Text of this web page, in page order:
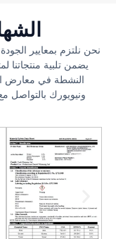
يضمن تلبية منتجاتنا
النشطة في معارض
ونيويورك بالتواصل مع